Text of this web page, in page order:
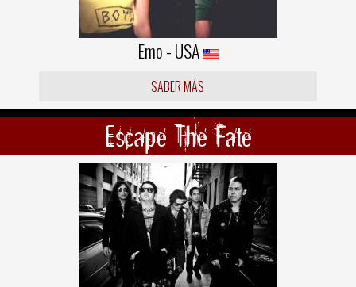
Emo - USA
SABER MÁS
Escape The Fate